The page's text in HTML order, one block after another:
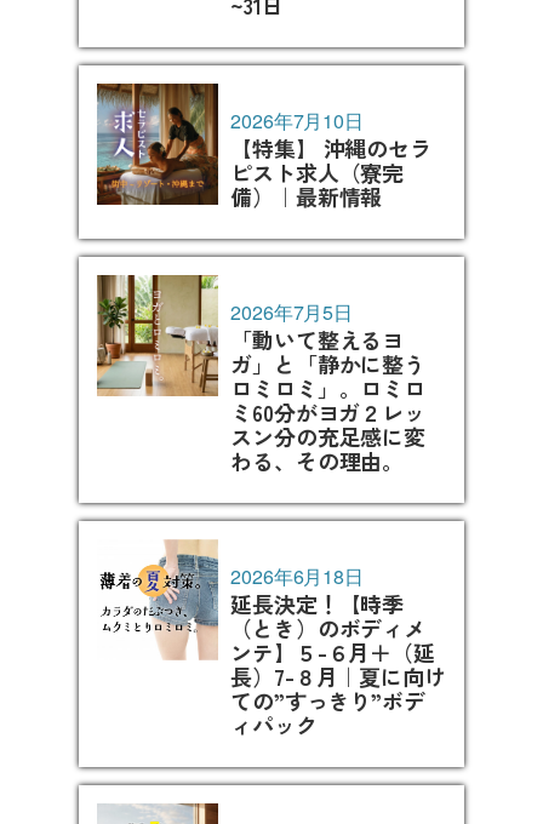
【特集】 沖縄のセラ
ピスト求人（寮完
備）｜最新情報
2026年7月10日
「動いて整えるヨ
ガ」と「静かに整う
ロミロミ」。ロミロ
ミ60分がヨガ２レッ
スン分の充足感に変
わる、その理由。
2026年7月5日
延長決定！【時季
（とき）のボディメ
ンテ】５-６月＋（延
長）7-８月｜夏に向け
ての”すっきり”ボデ
ィパック
2026年6月18日